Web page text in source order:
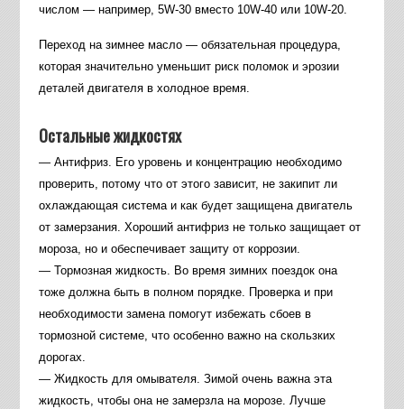
числом — например, 5W-30 вместо 10W-40 или 10W-20.
Переход на зимнее масло — обязательная процедура,
которая значительно уменьшит риск поломок и эрозии
деталей двигателя в холодное время.
Остальные жидкостях
— Антифриз. Его уровень и концентрацию необходимо
проверить, потому что от этого зависит, не закипит ли
охлаждающая система и как будет защищена двигатель
от замерзания. Хороший антифриз не только защищает от
мороза, но и обеспечивает защиту от коррозии.
— Тормозная жидкость. Во время зимних поездок она
тоже должна быть в полном порядке. Проверка и при
необходимости замена помогут избежать сбоев в
тормозной системе, что особенно важно на скользких
дорогах.
— Жидкость для омывателя. Зимой очень важна эта
жидкость, чтобы она не замерзла на морозе. Лучше